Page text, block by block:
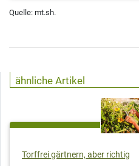
Quelle: mt.sh.
ähnliche Artikel
Torffrei gärtnern, aber richtig